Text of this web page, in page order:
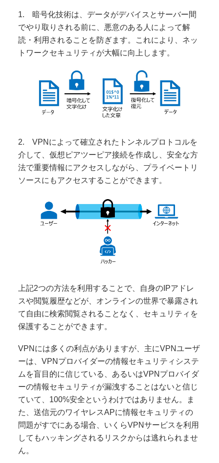
1. 暗号化技術は、データがデバイスとサーバー間
でやり取りされる前に、悪意のある人によって解
読・利用されることを防ぎます。これにより、ネッ
トワークセキュリティが大幅に向上します。
2. VPNによって確立されたトンネルプロトコルを
介して、仮想ピアツーピア接続を作成し、安全な方
法で重要情報にアクセスしながら、プライベートリ
ソースにもアクセスすることができます。
上記2つの方法を利用することで、自身のIPアドレ
スや閲覧履歴などが、オンラインの世界で暴露され
て自由に検索閲覧されることなく、セキュリティを
保護することができます。
VPNには多くの利点がありますが、主にVPNユーザ
ーは、VPNプロバイダーの情報セキュリティシステ
ムを盲目的に信じている、あるいはVPNプロバイダ
ーの情報セキュリティが漏洩することはないと信じ
ていて、100%安全というわけではありません。ま
た、送信元のワイヤレスAPに情報セキュリティの
問題がすでにある場合、いくらVPNサービスを利用
してもハッキングされるリスクからは逃れられませ
ん。